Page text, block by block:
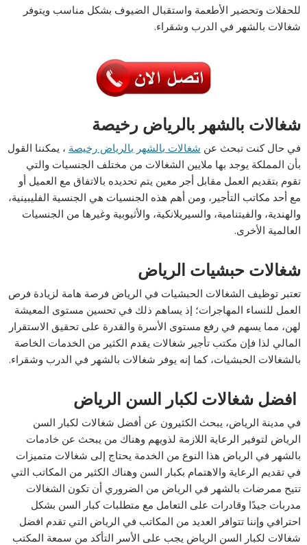
للحفلات وتحضير الأطعمة واستقبال الضيوف بشكل مناسب ويتوفر
شغالات بالشهر في الدرب وشقراء.
شغالات بالشهر بالرياض رخيصة
في حال كنت تبحث عن شغالات بالشهر بالرياض رخيصة ، يمكننا القول
بأن المملكة يوجد بها ملايين الشغالات من مختلف الجنسيات والتي
تقوم بتقديم العمل مقابل أجر معين يتم تحديده بالاتفاق مع العميل أو
مع أحد مكاتب التأجير، ومن أهم هذه الجنسيات هي الجنسية الفليبينية،
والهندية، والفيتنامية، والسيريلانكية، والأثيوبية وغيرها من الجنسيات
العالمية الأخرى.
شغالات حبشيات الرياض
تعتبر توظيف الشغالات الحبشيات في الرياض فرصة هامة لزيادة فرص
العمل للنساء المهاجرات؛ إذ يساهم ذلك في تحسين مستوى المعيشة
لهن، مما يسهم في رفع مستوى الأسرة والقدرة على تحقيق الاستقرار
المالي لذا فإن مكتب تأجير شغالات يقدم الكثير من الخدمات الخاصة
بالشغالات الحبشيات، كما إنه يوفر شغالات بالشهر في الدرب وشقراء.
افضل شغالات لكبار السن الرياض
في مدينة الرياض، يبحث الكثيرون عن أفضل شغالات لكبار السن
الرياض لتوفير الرعاية اللازمة لذويهم وهناك من يبحث عن خادمات
بالشهر في الرياض هذا النوع من الخدمة يحتاج إلى شغالات متميزات
في تقديم الرعاية والاهتمام بكبار السن وهناك الكثير من المكاتب التي
تتيح ممرضات بالشهر في الرياض من الضروري أن تكون الشغالات
مدربات جيدًا وقادرات على التعامل مع متطلبات كبار السن بشكل
احترافي وإننا تتوافر العديد من المكاتب في الرياض التي تقدم افضل
شغالات لكبار السن الرياض يجب على الأسر التأكد من سمعة المكتب